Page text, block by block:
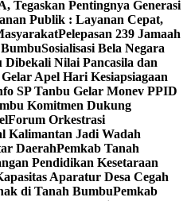
Tegaskan Pentingnya Generasi
Publik : Layanan Cepat,
Pelepasan 239 Jamaah
Sosialisasi Bela Negara
Nilai Pancasila dan
Apel Hari Kesiapsiagaan
SP Tanbu Gelar Monev PPID
Komitmen Dukung
Forum Orkestrasi
Kalimantan Jadi Wadah
DaerahPemkab Tanah
Pendidikan Kesetaraan
Aparatur Desa Cegah
di Tanah BumbuPemkab